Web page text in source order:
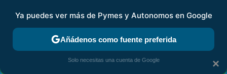
FISCALIDAD Y CONTABILIDAD KIT DIGITAL RENTA
×
Ya puedes ver más de Pymes y Autonomos en Google
Añádenos como fuente preferida
Solo necesitas una cuenta de Google